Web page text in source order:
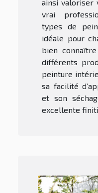
ainsi valoriser
vrai
types de
idéale pour
bien
différents
peinture
sa facilité
et son
excellente